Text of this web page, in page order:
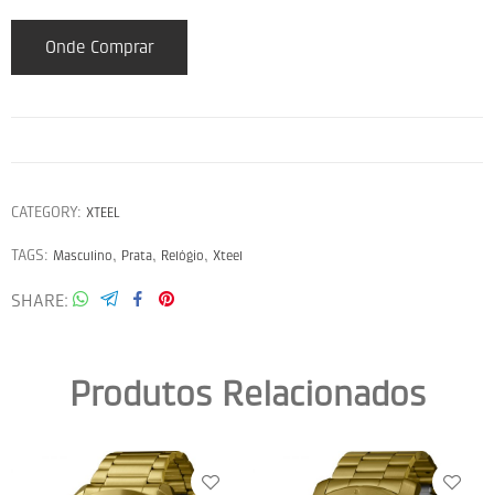
Onde Comprar
CATEGORY: XTEEL
TAGS: Masculino, Prata, Relógio, Xteel
SHARE
Produtos Relacionados